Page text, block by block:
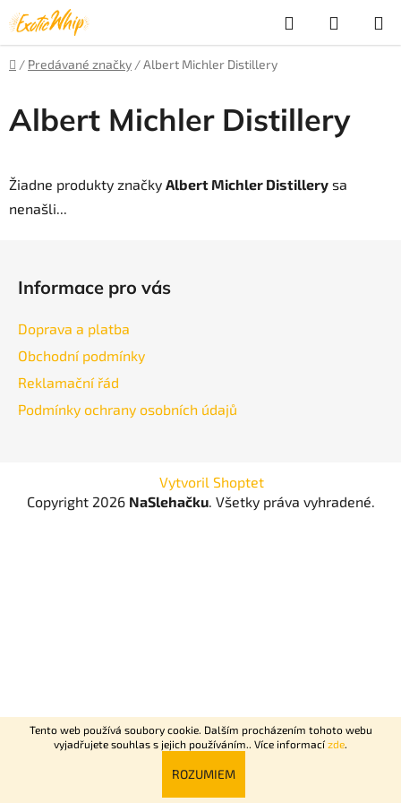
Tento web používá soubory cookie. Dalším procházením tohoto webu
vyjadřujete souhlas s jejich používáním.. Více informací zde.
ROZUMIEM
Prejsť
na
obsah
Rychlý nonstop rozvoz Praha + Dovoz celé ČR do 2 dní.
Hľadať
KOŠÍK
Domov
/ Predávané značky /Albert Michler Distillery
Albert Michler Distillery
Žiadne produkty značky Albert Michler Distillery sa
nenašli...
Informace pro vás
Doprava a platba
Obchodní podmínky
Reklamační řád
Podmínky ochrany osobních údajů
Vytvoril Shoptet
Copyright 2026 NaSlehačku. Všetky práva vyhradené.